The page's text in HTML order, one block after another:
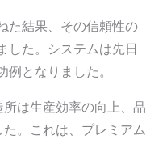
た結果、その信頼性の
した。システムは先日
となりました。
は生産効率の向上、品
。これは、プレミアム